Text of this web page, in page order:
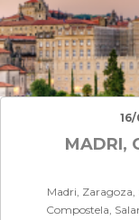
MADRI,
Madri, Zaragoza,
Compostela,